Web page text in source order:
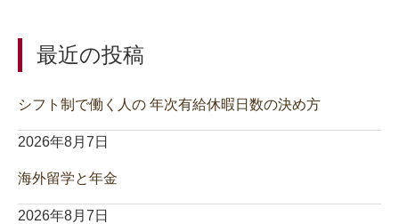
最近の投稿
シフト制で働く人の 年次有給休暇日数の決め方
2026年8月7日
海外留学と年金
2026年8月7日